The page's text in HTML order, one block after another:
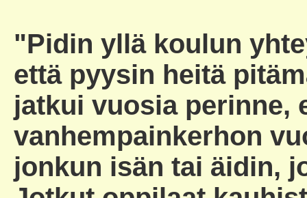
"Pidin yllä koulun
että pyysin heitä
jatkui vuosia perinne,
vanhempainkerhon
jonkun isän tai äidin,